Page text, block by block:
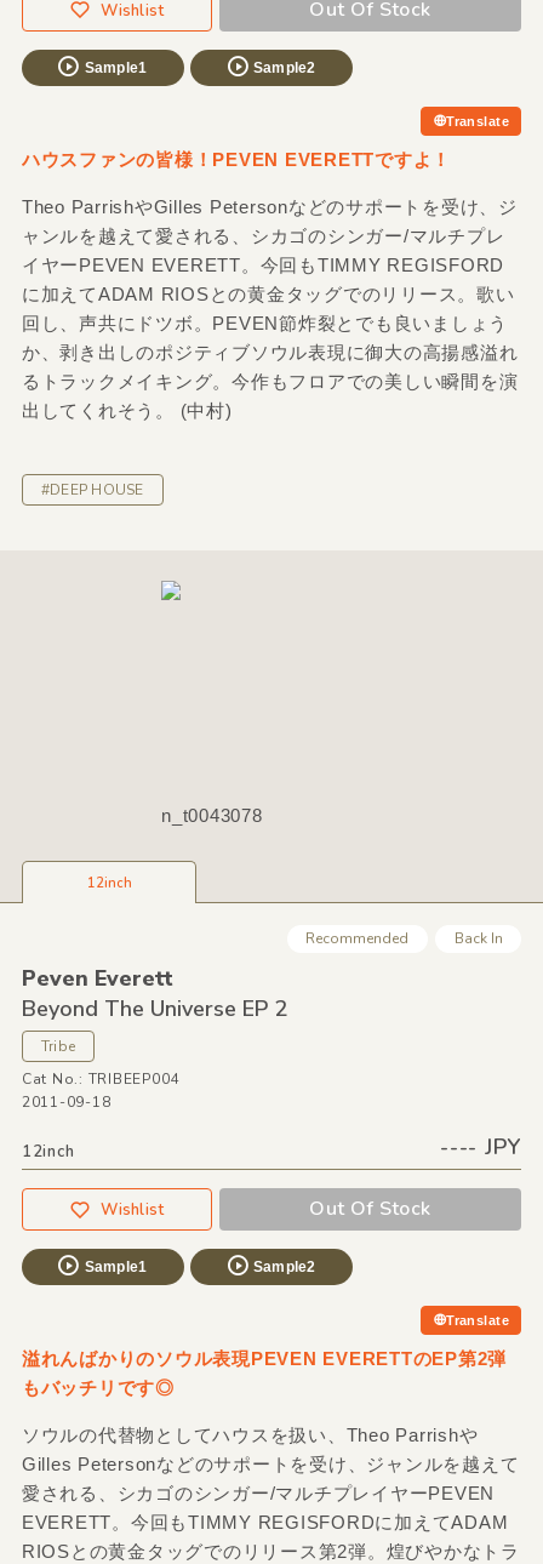
Wishlist Out Of Stock
Sample1 Sample2
Translate
ハウスファンの皆様！PEVEN EVERETTですよ！
Theo ParrishやGilles Petersonなどのサポートを受け、ジ
ャンルを越えて愛される、シカゴのシンガー/マルチプレ
イヤーPEVEN EVERETT。今回もTIMMY REGISFORD
に加えてADAM RIOSとの黄金タッグでのリリース。歌い
回し、声共にドツボ。PEVEN節炸裂とでも良いましょう
か、剥き出しのポジティブソウル表現に御大の高揚感溢れ
るトラックメイキング。今作もフロアでの美しい瞬間を演
出してくれそう。 (中村)
#DEEP HOUSE
n_t0043078
12inch
Recommended Back In
Peven Everett
Beyond The Universe EP 2
Tribe
Cat No.: TRIBEEP004
2011-09-18
12inch ---- JPY
Wishlist Out Of Stock
Sample1 Sample2
Translate
溢れんばかりのソウル表現PEVEN EVERETTのEP第2弾
もバッチリです◎
ソウルの代替物としてハウスを扱い、Theo Parrishや
Gilles Petersonなどのサポートを受け、ジャンルを越えて
愛される、シカゴのシンガー/マルチプレイヤーPEVEN
EVERETT。今回もTIMMY REGISFORDに加えてADAM
RIOSとの黄金タッグでのリリース第2弾。煌びやかなトラ